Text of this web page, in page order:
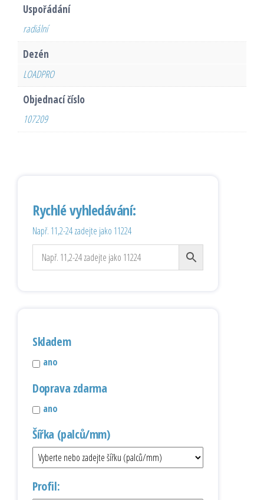
Uspořádání
radiální
Dezén
LOADPRO
Objednací číslo
107209
Rychlé vyhledávání:
Např. 11,2-24 zadejte jako 11224
Skladem
ano
Doprava zdarma
ano
Šířka (palců/mm)
Profil: